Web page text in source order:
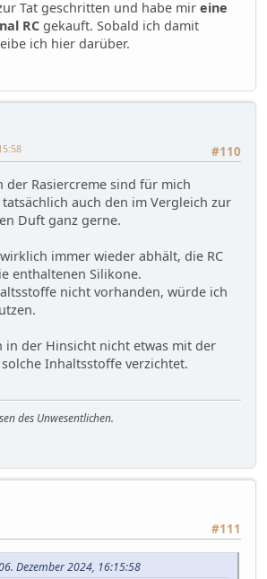
Tat geschritten und habe mir eine
RC gekauft. Sobald ich damit
ich hier darüber.
#110
der Rasiercreme sind für mich
auch den im Vergleich zur
Duft ganz gerne.
immer wieder abhält, die RC
enthaltenen Silikone.
nicht vorhanden, würde ich
in der Hinsicht nicht etwas mit der
Inhaltsstoffe verzichtet.
des Unwesentlichen.
#111
Dezember 2024, 16:15:58